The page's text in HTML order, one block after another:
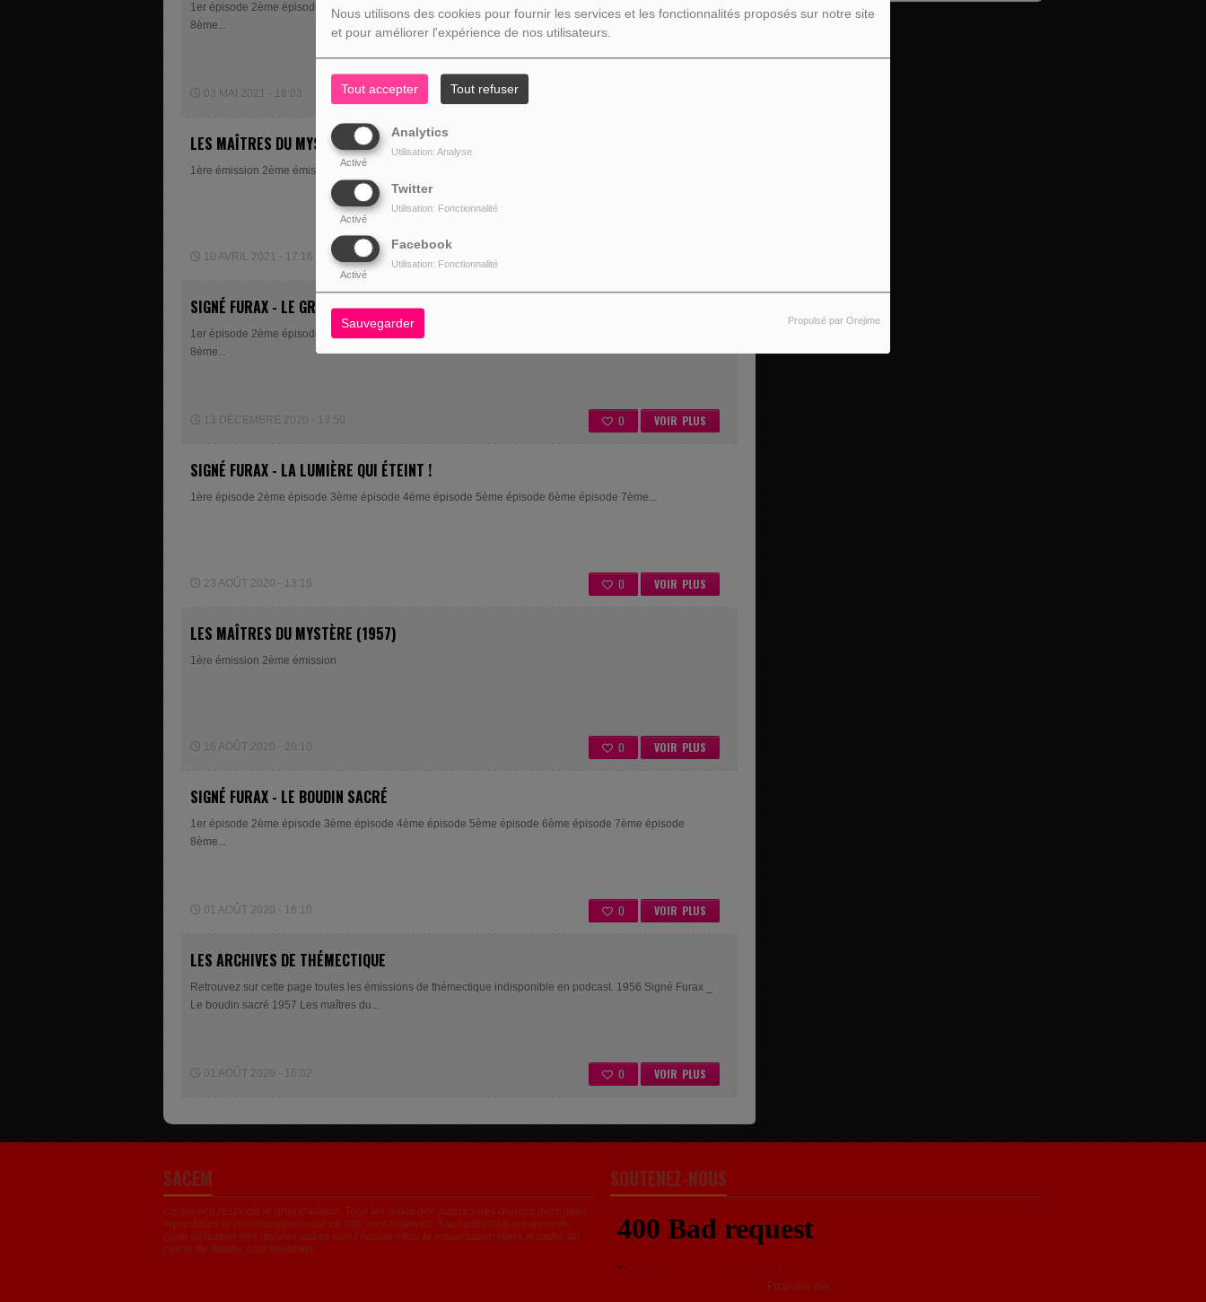
Nous utilisons des cookies pour fournir les services et les fonctionnalités proposés sur notre site
et pour améliorer l'expérience de nos utilisateurs.
Tout accepter Tout refuser
Analytics
Activé
Utilisation: Analyse
Twitter
Activé
Utilisation: Fonctionnalité
Facebook
Activé
Utilisation: Fonctionnalité
Sauvegarder Propulsé par Orejime
1er épisode 2ème épisode 3ème épisode 4ème épisode 5ème épisode 6ème épisode 7ème épisode
8ème...
03 MAI 2021 - 18:03
LES MAÎTRES DU MYSTÈRE (1959)
1ère émission 2ème émission
10 AVRIL 2021 - 17:16
SIGNÉ FURAX - LE GRUYÈRE QUI TUE !
1er épisode 2ème épisode 3ème épisode 4ème épisode 5ème épisode 6ème épisode 7ème épisode
8ème...
VOIR PLUS
0
13 DÉCEMBRE 2020 - 13:50
SIGNÉ FURAX - LA LUMIÈRE QUI ÉTEINT !
1ère épisode 2ème épisode 3ème épisode 4ème épisode 5ème épisode 6ème épisode 7ème...
VOIR PLUS
0
23 AOÛT 2020 - 13:16
LES MAÎTRES DU MYSTÈRE (1957)
1ère émission 2ème émission
VOIR PLUS
0
16 AOÛT 2020 - 20:10
SIGNÉ FURAX - LE BOUDIN SACRÉ
1er épisode 2ème épisode 3ème épisode 4ème épisode 5ème épisode 6ème épisode 7ème épisode
8ème...
VOIR PLUS
0
01 AOÛT 2020 - 16:10
LES ARCHIVES DE THÉMECTIQUE
Retrouvez sur cette page toutes les émissions de thémectique indisponible en podcast. 1956 Signé Furax _
Le boudin sacré 1957 Les maîtres du...
VOIR PLUS
0
01 AOÛT 2020 - 16:02
SACEM
Ce service respecte le droit d’auteur. Tous les droits des auteurs des œuvres protégées
reproduites et communiquées sur ce site, sont réservés. Sauf autorisation expresse,
toute utilisation des œuvres autres que l’écoute et/ou la visualisation dans le cadre du
cercle de famille sont interdites.
SOUTENEZ-NOUS
Propulsé par